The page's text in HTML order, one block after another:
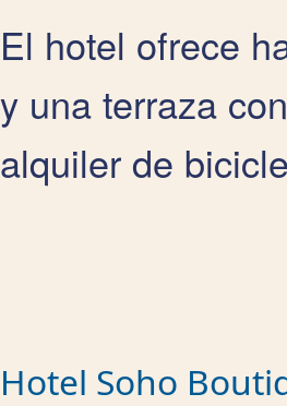
El hotel ofrece
y una terraza
alquiler de
Hotel Soho